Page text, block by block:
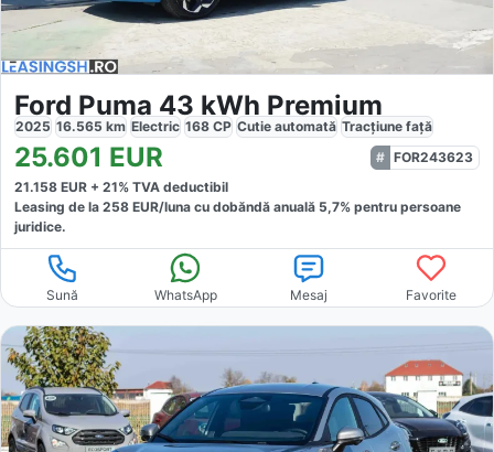
Ford Puma 43 kWh Premium
2025 16.565 km Electric 168 CP Cutie automată Tracțiune față
25.601 EUR
FOR243623
21.158 EUR + 21% TVA deductibil
Leasing de la 258 EUR/luna cu dobăndă anuală 5,7% pentru persoane
juridice.
Sună WhatsApp Mesaj Favorite